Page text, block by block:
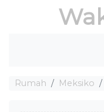
Rumah Meksiko